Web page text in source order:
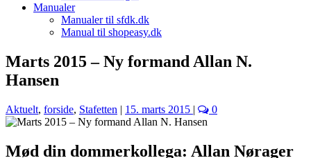
Manualer
Manualer til sfdk.dk
Manual til shopeasy.dk
Marts 2015 – Ny formand Allan N.
Hansen
Aktuelt, forside, Stafetten | 15. marts 2015 | 0
Mød din dommerkollega: Allan Nørager